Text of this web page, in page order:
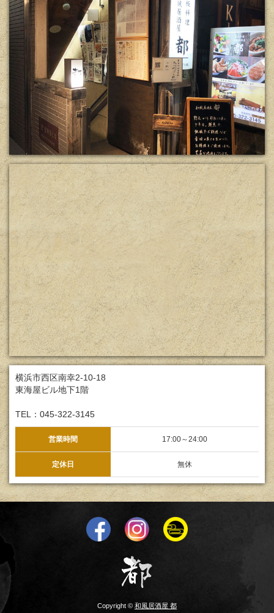
横浜市西区南幸2-10-18
東海屋ビル地下1階
TEL：045-322-3145
営業時間 17:00～24:00
定休日 無休
Copyright © 和風居酒屋 都